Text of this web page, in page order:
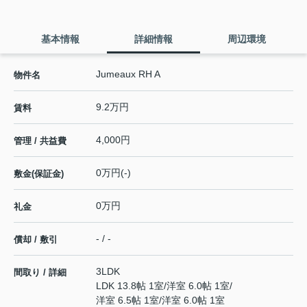
基本情報 詳細情報 周辺環境
物件名 Jumeaux RH A
賃料 9.2万円
管理 / 共益費 4,000円
敷金(保証金) 0万円(-)
礼金 0万円
償却 / 敷引 - / -
間取り / 詳細
3LDK
LDK 13.8帖 1室/洋室 6.0帖 1室/
洋室 6.5帖 1室/洋室 6.0帖 1室